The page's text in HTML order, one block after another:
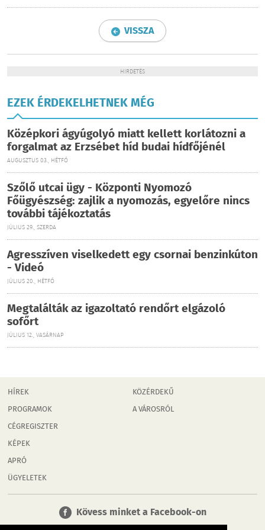
VISSZA
HIRDETÉS
EZEK ÉRDEKELHETNEK MÉG
Középkori ágyúgolyó miatt kellett korlátozni a
forgalmat az Erzsébet híd budai hídfőjénél
AUGUSZTUS 03., HÉTFŐ
Szőlő utcai ügy - Központi Nyomozó
Főügyészség: zajlik a nyomozás, egyelőre nincs
további tájékoztatás
JÚLIUS 29., SZERDA
Agresszíven viselkedett egy csornai benzinkúton
- Videó
JÚLIUS 20., HÉTFŐ
Megtalálták az igazoltató rendőrt elgázoló
sofőrt
JÚLIUS 12., VASÁRNAP
HÍREK
PROGRAMOK
CÉGREGISZTER
KÉPEK
APRÓ
ÜGYELETEK
KÖZÉRDEKŰ
A VÁROSRÓL
Kövess minket a Facebook-on